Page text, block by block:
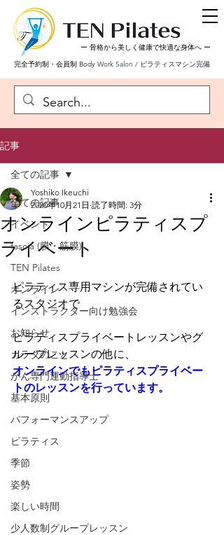
ー 骨格から美しく健康で快適な身体へ ー
完全予約制・会員制 Body Work Salon / ピラティスマシン完備
記事
全ての記事
イベント
fascia (膜・筋膜)
TEN Pilates
オンライン
インストラクター向け勉強会
お知らせ
カラダのこと
がん専門運動指導士
基本原則
パフォーマンスアップ
ピラティス
季節
姿勢
楽しい時間
少人数制グループレッスン
全ての記事
オンラインピラティスプ
ライベート
Yoshiko Ikeuchi
2020年10月21日 読了時間: 3分
ピラティス専用マシンが完備されてい
るスタジオで
ピラティスプライベートレッスンやグ
ループレッスンの他に、
オンラインでもピラティスプライベー
トのレッスンを行っています。